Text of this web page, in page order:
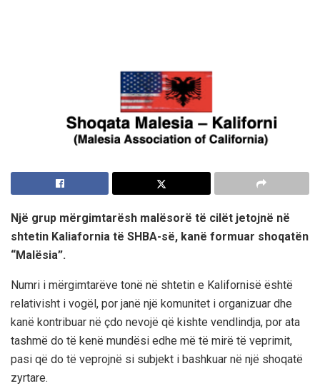
Një grup mërgimtarësh malësorë të cilët jetojnë në
shtetin Kaliafornia të SHBA-së, kanë formuar shoqatën
“Malësia”.
Numri i mërgimtarëve tonë në shtetin e Kalifornisë është
relativisht i vogël, por janë një komunitet i organizuar dhe
kanë kontribuar në çdo nevojë që kishte vendlindja, por ata
tashmë do të kenë mundësi edhe më të mirë të veprimit,
pasi që do të veprojnë si subjekt i bashkuar në një shoqatë
zyrtare.